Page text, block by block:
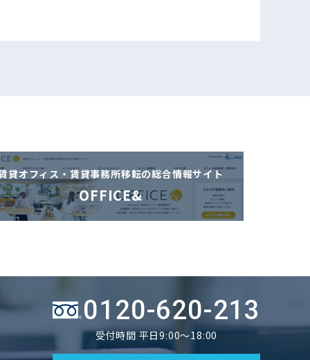
貸オフィス・賃貸事務所移転の総合情報サイト
OFFICE&
0120-620-213
受付時間 平日9:00～18:00